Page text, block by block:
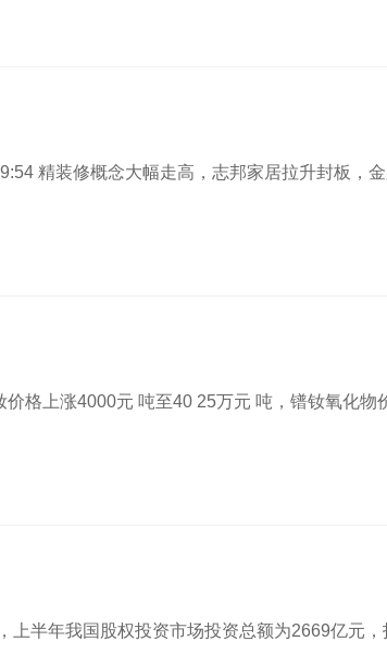
精装修概念大幅走高，志邦家居拉升封板，
格上涨4000元 吨至40 25万元 吨，镨钕氧化物
上半年我国股权投资市场投资总额为2669亿元，